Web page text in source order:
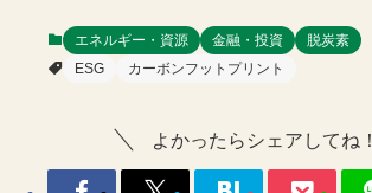
エネルギー・資源 金融・投資
脱炭素
ESG
カーボンフットプリント
よかったらシェアしてね！